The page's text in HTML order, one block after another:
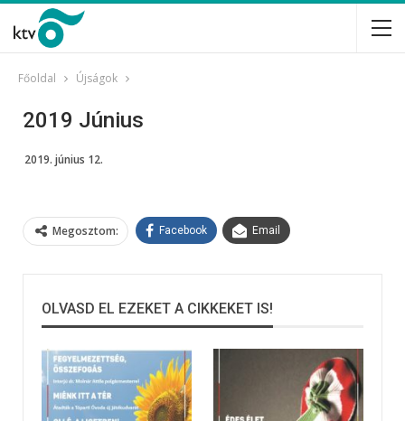
Főoldal Újságok
2019 Június
2019. június 12.
Megosztom: Facebook Email
OLVASD EL EZEKET A CIKKEKET IS!